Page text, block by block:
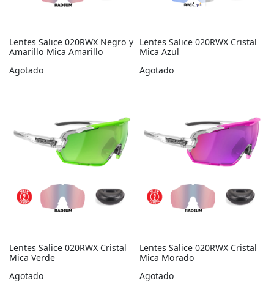
Lentes Salice 020RWX Negro y
Amarillo Mica Amarillo
Agotado
Lentes Salice 020RWX Cristal
Mica Azul
Agotado
Lentes Salice 020RWX Cristal
Mica Verde
Agotado
Lentes Salice 020RWX Cristal
Mica Morado
Agotado